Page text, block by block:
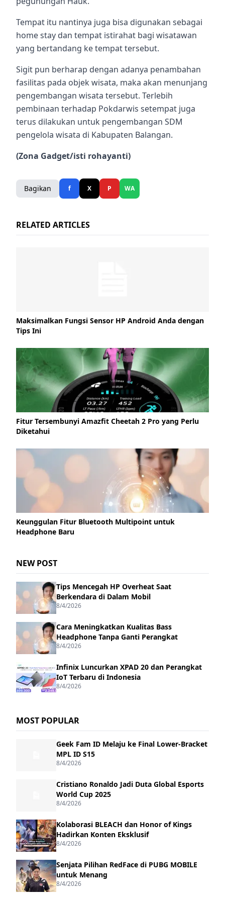
Tempat itu nantinya juga bisa digunakan sebagai
home stay dan tempat istirahat bagi wisatawan
yang bertandang ke tempat tersebut.
Sigit pun berharap dengan adanya penambahan
fasilitas pada objek wisata, maka akan menunjang
pengembangan wisata tersebut. Terlebih
pembinaan terhadap Pokdarwis setempat juga
terus dilakukan untuk pengembangan SDM
pengelola wisata di Kabupaten Balangan.
(Zona Gadget/isti rohayanti)
Bagikan f X P WA
RELATED ARTICLES
Maksimalkan Fungsi Sensor HP Android Anda dengan
Tips Ini
Fitur Tersembunyi Amazfit Cheetah 2 Pro yang Perlu
Diketahui
Keunggulan Fitur Bluetooth Multipoint untuk
Headphone Baru
NEW POST
Tips Mencegah HP Overheat Saat
Berkendara di Dalam Mobil
8/4/2026
Cara Meningkatkan Kualitas Bass
Headphone Tanpa Ganti Perangkat
8/4/2026
Infinix Luncurkan XPAD 20 dan Perangkat
IoT Terbaru di Indonesia
8/4/2026
MOST POPULAR
Geek Fam ID Melaju ke Final Lower-Bracket
MPL ID S15
8/4/2026
Cristiano Ronaldo Jadi Duta Global Esports
World Cup 2025
8/4/2026
Kolaborasi BLEACH dan Honor of Kings
Hadirkan Konten Eksklusif
8/4/2026
Senjata Pilihan RedFace di PUBG MOBILE
untuk Menang
8/4/2026